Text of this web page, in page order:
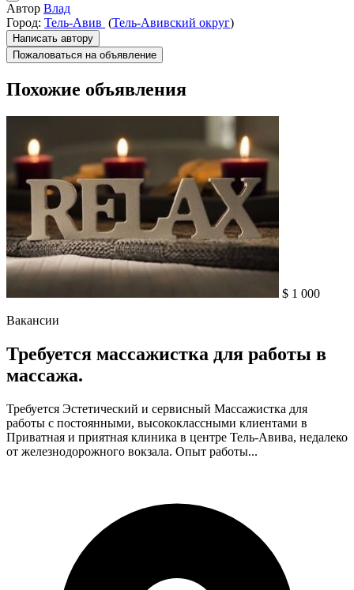
Автор Влад
Город: Тель-Авив (Тель-Авивский округ)
Написать автору
Пожаловаться на объявление
Похожие объявления
$ 1 000
Вакансии
Требуется массажистка для работы в
массажа.
Требуется Эстетический и сервисный Массажистка для
работы с постоянными, высококлассными клиентами в
Приватная и приятная клиника в центре Тель-Авива, недалеко
от железнодорожного вокзала. Опыт работы...